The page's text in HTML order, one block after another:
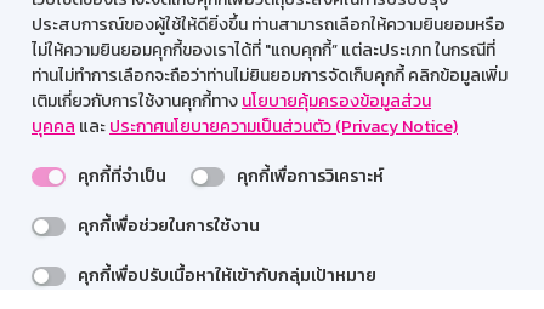
ประสบการณ์ของผู้ใช้ให้ดียิ่งขึ้น ท่านสามารถเลือกให้ความยินยอมหรือ
ไม่ให้ความยินยอมคุกกี้ของเราได้ที่ "แถบคุกกี้” แต่ละประเภท ในกรณีที่
ท่านไม่ทำการเลือกจะถือว่าท่านไม่ยินยอมการจัดเก็บคุกกี้ คลิกข้อมูลเพิ่ม
เติมเกี่ยวกับการใช้งานคุกกี้ทางนโยบายคุ้มครองข้อมูลส่วน
บุคคล และประกาศนโยบายความเป็นส่วนตัว (Privacy Notice)
คุกกี้ที่จำเป็น
คุกกี้เพื่อการวิเคราะห์
คุกกี้เพื่อช่วยในการใช้งาน
คุกกี้เพื่อปรับเนื้อหาให้เข้ากับกลุ่มเป้าหมาย
สำหรับพนักงาน
Web HR
GSB Wisdom
M-Search
เข้าสู่ระบบเน็ตเมล
รองรับการใช้งานได้ดีบนเว็บบราวเซอร์